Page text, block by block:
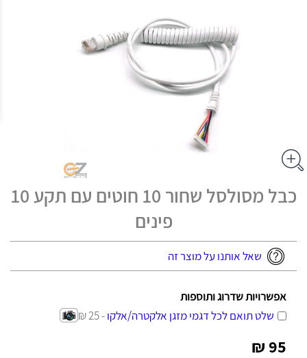
כבל מסולסל שחור 10 חוטים עם תקע 10
פינים
שאל אותנו על מוצר זה
אפשרויות שדרוג ותוספות
שלט תואם לכל דגמי מזגן אלקטרה/אלקו- 25 ₪
95 ₪